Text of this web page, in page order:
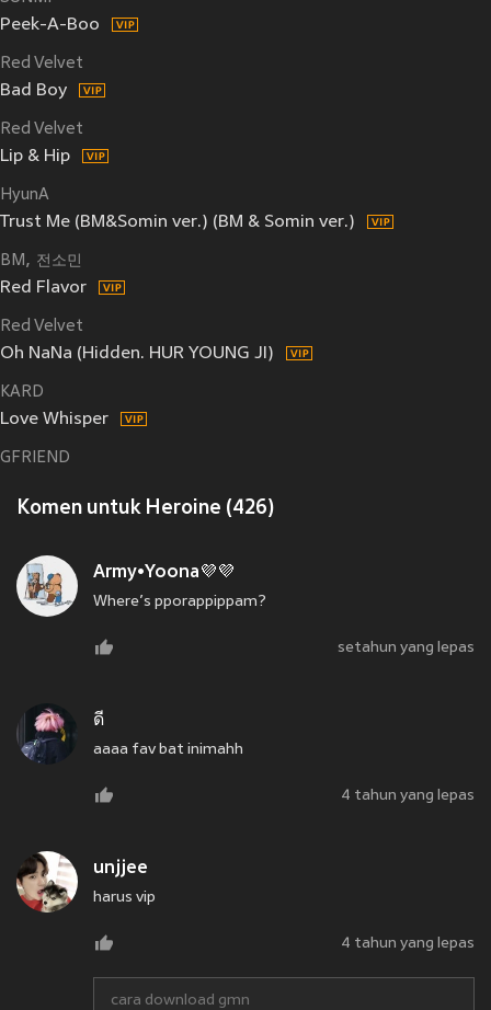
Peek-A-Boo
Red Velvet
Bad Boy
Red Velvet
Lip & Hip
HyunA
Trust Me (BM&Somin ver.) (BM & Somin ver.)
BM 전소민
Red Flavor
Red Velvet
Oh NaNa (Hidden. HUR YOUNG JI)
KARD
Love Whisper
GFRIEND
Komen untuk Heroine (426)
Army•Yoona💜💜
Where’s pporappippam?
setahun yang lepas
ดี
aaaa fav bat inimahh
4 tahun yang lepas
unjjee
harus vip
4 tahun yang lepas
cara download gmn